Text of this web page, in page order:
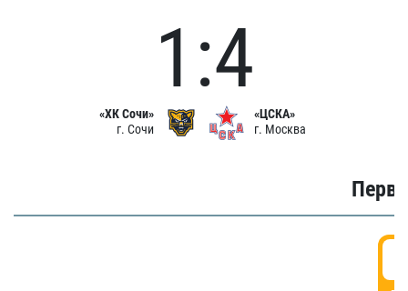
«ХК Сочи»
г. Сочи
1:4
«ЦСКА»
г. Москва